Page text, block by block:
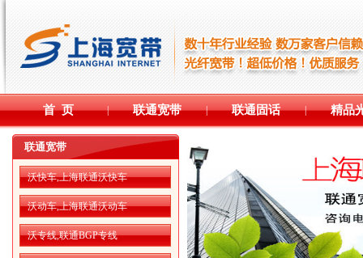
首 页 | 联通宽带 | 联通固话 | 精品
联通宽带
沃快车,上海联通沃快车
沃动车,上海联通沃动车
沃专线,联通BGP专线